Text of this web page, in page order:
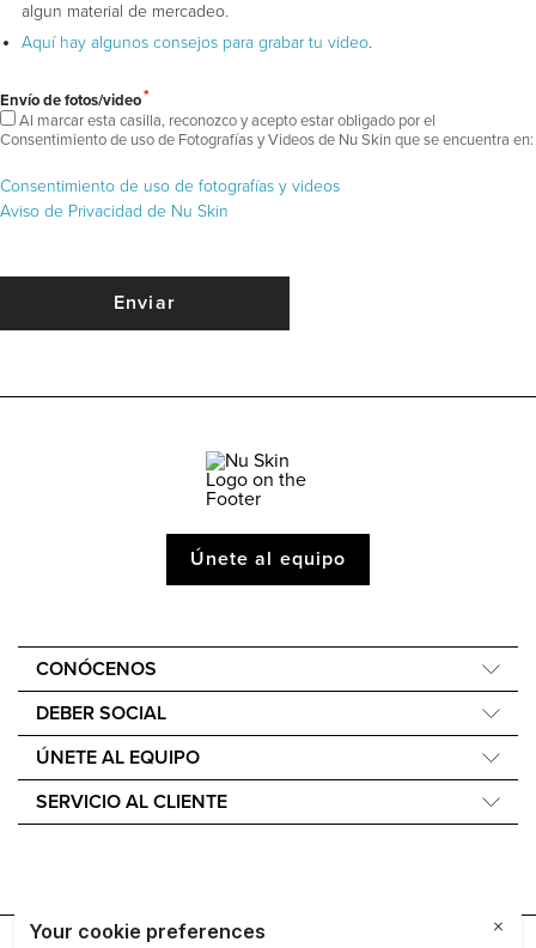
algun material de mercadeo.
Aquí hay algunos consejos para grabar tu video.
Envío de fotos/video*
Al marcar esta casilla, reconozco y acepto estar obligado por el
Consentimiento de uso de Fotografías y Videos de Nu Skin que se encuentra en:
Consentimiento de uso de fotografías y videos
Aviso de Privacidad de Nu Skin
Únete al equipo
CONÓCENOS
One Global Voice
Nu Space LATAM by Nu Skin
DEBER SOCIAL
Force for Good
Nourish the Children
Sostenibilidad
ÚNETE AL EQUIPO
SERVICIO AL CLIENTE